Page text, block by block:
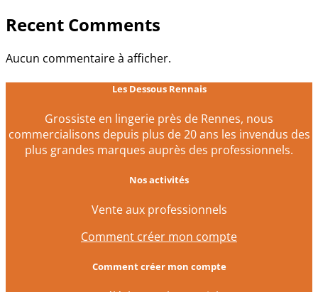
Recent Comments
Aucun commentaire à afficher.
Les Dessous Rennais
Grossiste en lingerie près de Rennes, nous
commercialisons depuis plus de 20 ans les invendus des
plus grandes marques auprès des professionnels.
Nos activités
Vente aux professionnels
Comment créer mon compte
Comment créer mon compte